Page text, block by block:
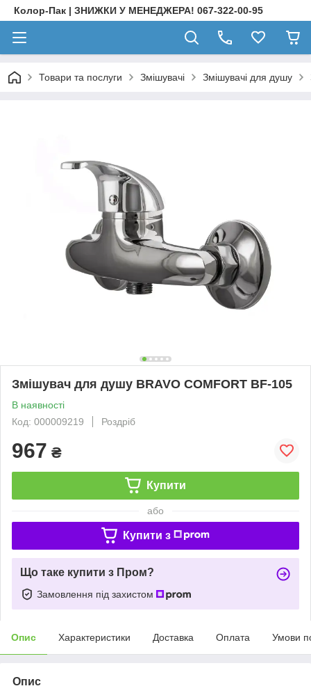
Колор-Пак | ЗНИЖКИ У МЕНЕДЖЕРА! 067-322-00-95
Товари та послуги Змішувачі Змішувачі для душу
Змішувач для душу BRAVO COMFORT BF-105
В наявності
Код: 000009219
Роздріб
967 ₴
Купити
або
Купити з
Що таке купити з Пром?
Замовлення під захистом
Опис Характеристики Доставка Оплата Умови
Опис